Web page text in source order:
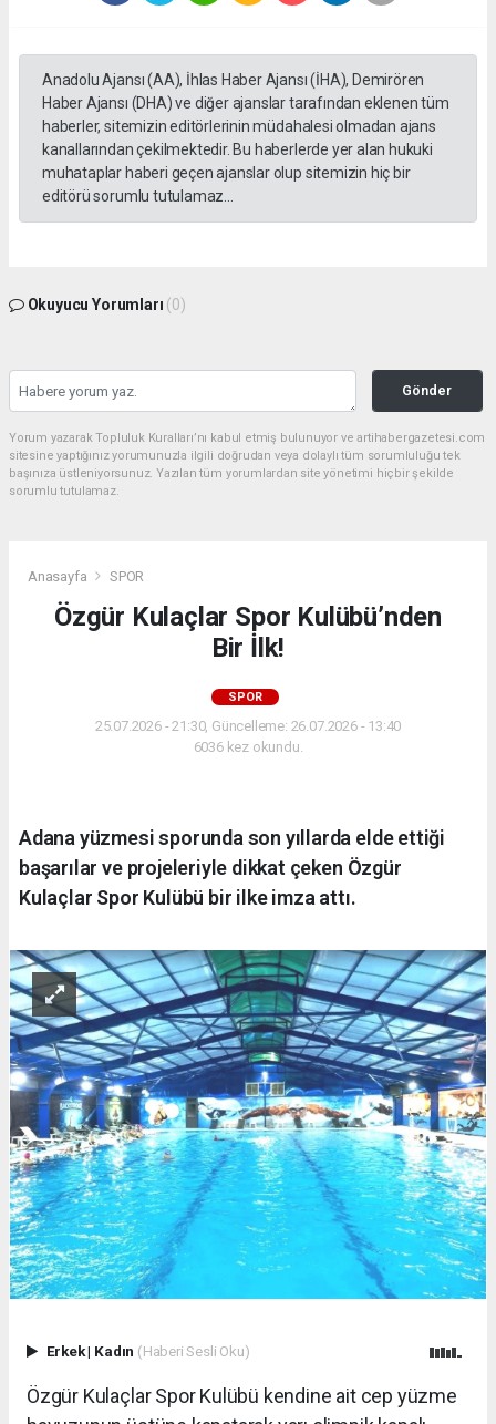
Anadolu Ajansı (AA), İhlas Haber Ajansı (İHA), Demirören
Haber Ajansı (DHA) ve diğer ajanslar tarafından eklenen tüm
haberler, sitemizin editörlerinin müdahalesi olmadan ajans
kanallarından çekilmektedir. Bu haberlerde yer alan hukuki
muhataplar haberi geçen ajanslar olup sitemizin hiç bir
editörü sorumlu tutulamaz...
Okuyucu Yorumları (0)
Gönder
Yorum yazarak Topluluk Kuralları’nı kabul etmiş bulunuyor ve artihabergazetesi.com
sitesine yaptığınız yorumunuzla ilgili doğrudan veya dolaylı tüm sorumluluğu tek
başınıza üstleniyorsunuz. Yazılan tüm yorumlardan site yönetimi hiçbir şekilde
sorumlu tutulamaz.
Anasayfa SPOR
Özgür Kulaçlar Spor Kulübü’nden
Bir İlk!
SPOR
25.07.2026 - 21:30, Güncelleme: 26.07.2026 - 13:40
6036 kez okundu.
Adana yüzmesi sporunda son yıllarda elde ettiği
başarılar ve projeleriyle dikkat çeken Özgür
Kulaçlar Spor Kulübü bir ilke imza attı.
Erkek| Kadın (Haberi Sesli Oku)
Özgür Kulaçlar Spor Kulübü kendine ait cep yüzme